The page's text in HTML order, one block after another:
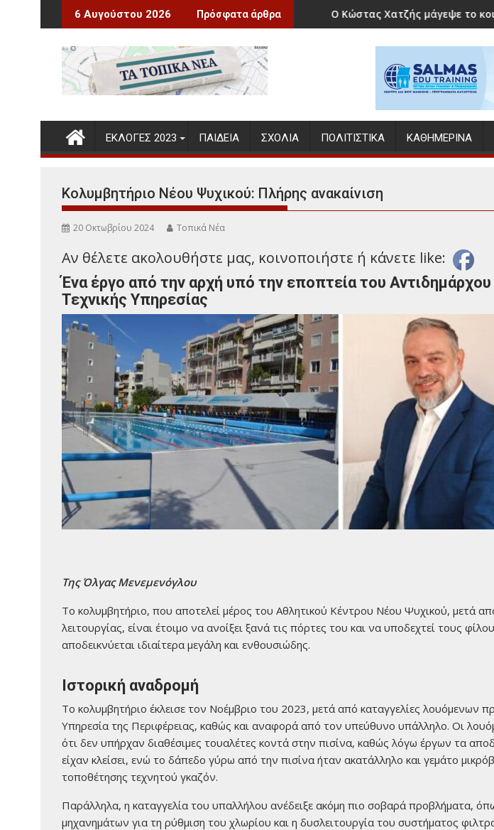
Περάστε
στο
6 Αυγούστου 2026 Πρόσφατα άρθρα
και Ενημερωτικά Ο Κώστας Χατζής μάγεψε το κοινό στη Φιλοθέη
ΕΚΛΟΓΕΣ 2023 ΠΑΙΔΕΊΑ ΣΧΌΛΙΑ ΠΟΛΙΤΙΣΤΙΚΆ ΚΑΘΗΜΕΡΙΝΆ
Κολυμβητήριο Νέου Ψυχικού: Πλήρης ανακαίνιση
20 Οκτωβρίου 2024 Τοπικά Νέα
Αν θέλετε ακολουθήστε μας, κοινοποιήστε ή κάνετε like:
Ένα έργο από την αρχή υπό την εποπτεία του
Τεχνικής Υπηρεσίας
Της Όλγας Μενεμενόγλου
Το κολυμβητήριο, που αποτελεί μέρος του Αθλητικού Κέντρου Νέου Ψυχικού, μετά
λειτουργίας, είναι έτοιμο να ανοίξει ξανά τις πόρτες του και να υποδεχτεί τους
αποδεικνύεται ιδιαίτερα μεγάλη και ενθουσιώδης.
Ιστορική αναδρομή
Το κολυμβητήριο έκλεισε τον Νοέμβριο του 2023, μετά από καταγγελίες λουόμενων
Υπηρεσία της Περιφέρειας, καθώς και αναφορά από τον υπεύθυνο υπάλληλο. Οι
ότι δεν υπήρχαν διαθέσιμες τουαλέτες κοντά στην πισίνα, καθώς λόγω έργων τα
είχαν κλείσει, ενώ το δάπεδο γύρω από την πισίνα ήταν ακατάλληλο και γεμάτο
τοποθέτησης τεχνητού γκαζόν.
Παράλληλα, η καταγγελία του υπαλλήλου ανέδειξε ακόμη πιο σοβαρά προβλήματα,
μηχανημάτων για τη ρύθμιση του χλωρίου και η δυσλειτουργία του συστήματος